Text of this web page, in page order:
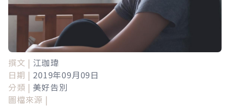
撰文 | 江珈瑋
日期 | 2019年09月09日
分類 | 美好告別
圖檔來源 |